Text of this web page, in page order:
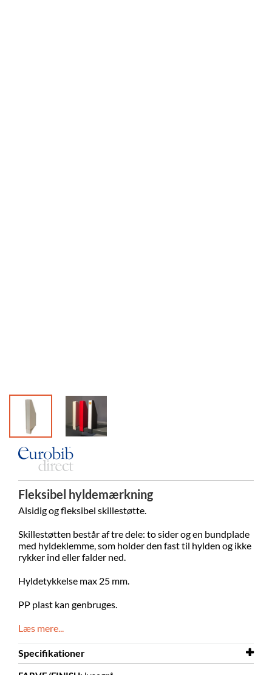
Fleksibel hyldemærkning
Alsidig og fleksibel skillestøtte.
Skillestøtten består af tre dele: to sider og en bundplade
med hyldeklemme, som holder den fast til hylden og ikke
rykker ind eller falder ned.
Hyldetykkelse max 25 mm.
PP plast kan genbruges.
Læs mere...
Specifikationer